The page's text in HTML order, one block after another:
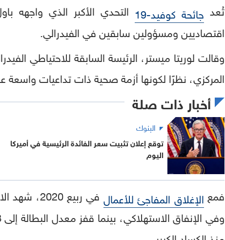
تُعد جائحة كوفيد-19
التحدي الأكبر الذي واجهه
اقتصاديين ومسؤولين سابقين في الفيدرالي.
وقالت لوريتا ميستر، الرئيسة السابقة للاحتياطي
المركزي، نظرًا لكونها أزمة صحية ذات تداعيات واسعة
أخبار ذات صلة
البنوك
توقع إعلان تثبيت سعر الفائدة الرئيسية في أميركا
اليوم
فمع الإغلاق المفاجئ للأعمال
في ربيع